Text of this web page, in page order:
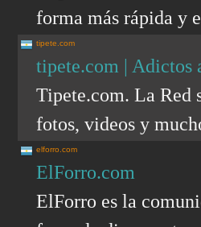
forma más rápida y
tipete.com
tipete.com | Adictos
Tipete.com. La Red
fotos, videos y
elforro.com
ElForro.com
ElForro es la